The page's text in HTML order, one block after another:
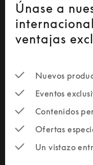
Únase a
ventajas
Nuevos
Eventos
Contenidos
Ofertas
Un vistazo